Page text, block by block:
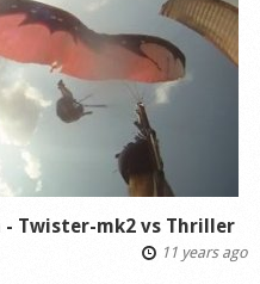
Twister-mk2 vs Thriller
11 years ago